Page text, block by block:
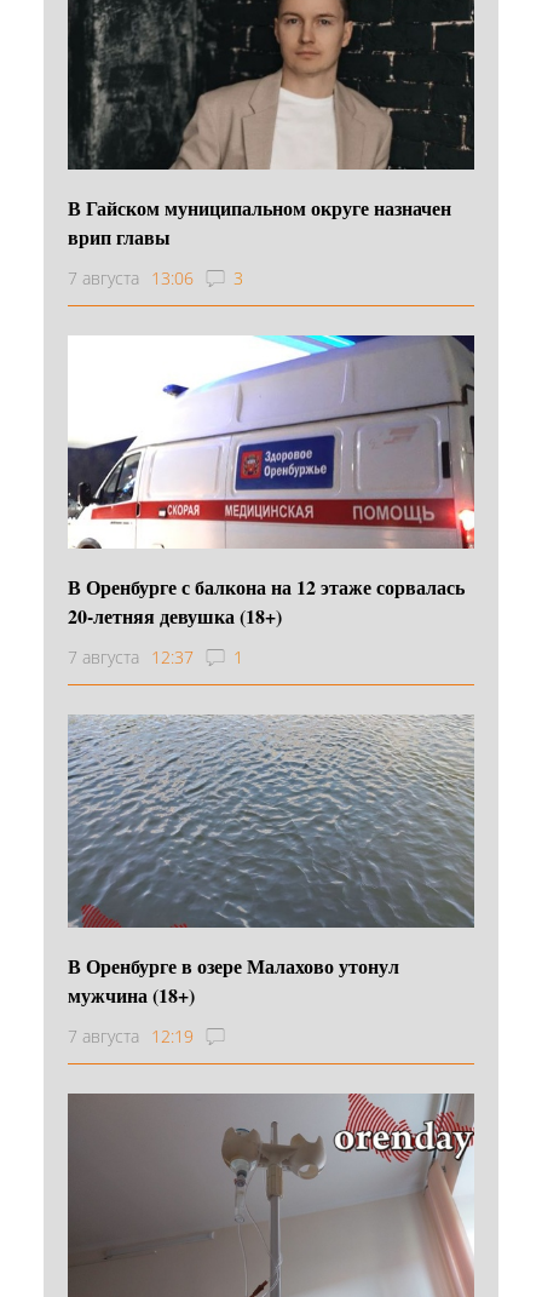
В Гайском муниципальном округе назначен
врип главы
7 августа 13:06 3
В Оренбурге с балкона на 12 этаже сорвалась
20-летняя девушка (18+)
7 августа 12:37 1
В Оренбурге в озере Малахово утонул
мужчина (18+)
7 августа 12:19